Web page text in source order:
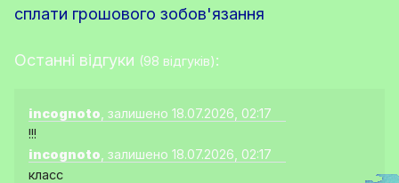
сплати грошового зобов'язання
Останні відгуки (98 відгуків):
incognoto , залишено 18.07.2026, 02:17
!!!
incognoto , залишено 18.07.2026, 02:17
класс